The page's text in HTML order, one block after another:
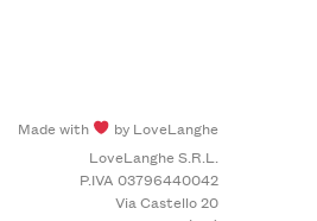
Made with
by LoveLanghe
LoveLanghe S.R.L.
P.IVA 03796440042
Via Castello 20